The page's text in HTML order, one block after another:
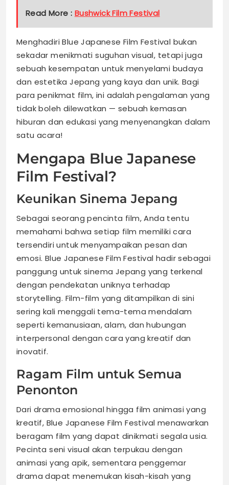
Read More : Bushwick Film Festival
Menghadiri Blue Japanese Film Festival bukan
sekadar menikmati suguhan visual, tetapi juga
sebuah kesempatan untuk menyelami budaya
dan estetika Jepang yang kaya dan unik. Bagi
para penikmat film, ini adalah pengalaman yang
tidak boleh dilewatkan — sebuah kemasan
hiburan dan edukasi yang menyenangkan dalam
satu acara!
Mengapa Blue Japanese
Film Festival?
Keunikan Sinema Jepang
Sebagai seorang pencinta film, Anda tentu
memahami bahwa setiap film memiliki cara
tersendiri untuk menyampaikan pesan dan
emosi. Blue Japanese Film Festival hadir sebagai
panggung untuk sinema Jepang yang terkenal
dengan pendekatan uniknya terhadap
storytelling. Film-film yang ditampilkan di sini
sering kali menggali tema-tema mendalam
seperti kemanusiaan, alam, dan hubungan
interpersonal dengan cara yang kreatif dan
inovatif.
Ragam Film untuk Semua
Penonton
Dari drama emosional hingga film animasi yang
kreatif, Blue Japanese Film Festival menawarkan
beragam film yang dapat dinikmati segala usia.
Pecinta seni visual akan terpukau dengan
animasi yang apik, sementara penggemar
drama dapat menemukan kisah-kisah yang